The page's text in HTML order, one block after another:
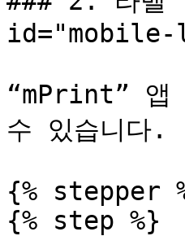
“mPrint” 앱
수 있습니다.
{% stepper
{% step %}